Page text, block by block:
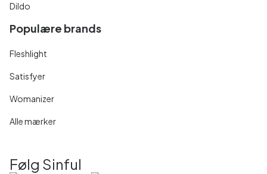
Dildo
Populære brands
Fleshlight
Satisfyer
Womanizer
Alle mærker
Følg Sinful